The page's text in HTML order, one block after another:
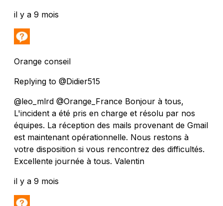
il y a 9 mois
Orange conseil
Replying to @Didier515
@leo_mlrd @Orange_France Bonjour à tous,
L'incident a été pris en charge et résolu par nos
équipes. La réception des mails provenant de Gmail
est maintenant opérationnelle. Nous restons à
votre disposition si vous rencontrez des difficultés.
Excellente journée à tous. Valentin
il y a 9 mois